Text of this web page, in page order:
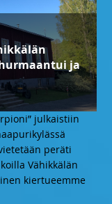
ja
julkaistiin
peräti
Vähikkälän
kiertueemme